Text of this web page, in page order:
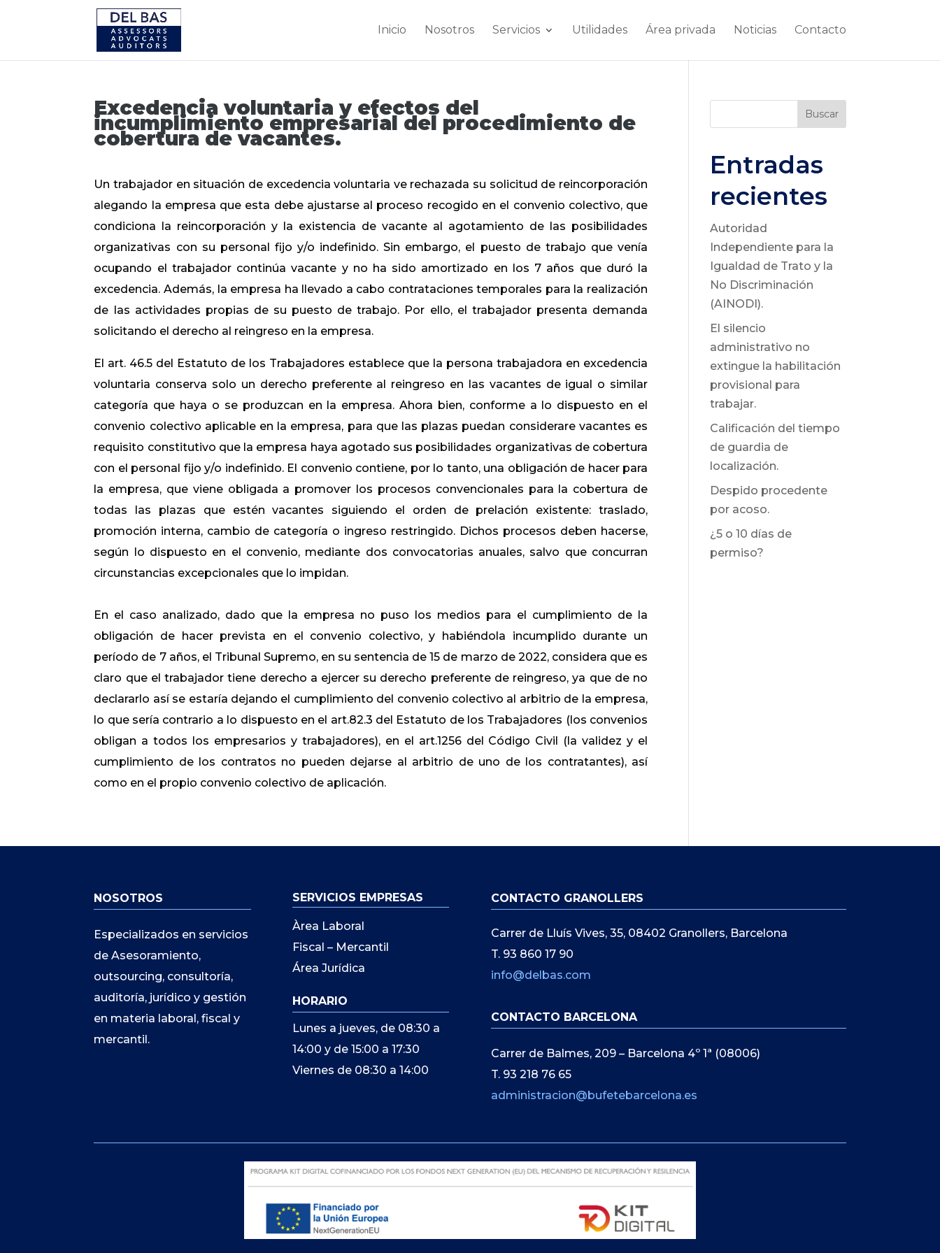
Inicio Nosotros Servicios Utilidades Área privada Noticias Contacto
Excedencia voluntaria y efectos del
incumplimiento empresarial del procedimiento de
cobertura de vacantes.
Un trabajador en situación de excedencia voluntaria ve rechazada su solicitud de reincorporación
alegando la empresa que esta debe ajustarse al proceso recogido en el convenio colectivo, que
condiciona la reincorporación y la existencia de vacante al agotamiento de las posibilidades
organizativas con su personal fijo y/o indefinido. Sin embargo, el puesto de trabajo que venía
ocupando el trabajador continúa vacante y no ha sido amortizado en los 7 años que duró la
excedencia. Además, la empresa ha llevado a cabo contrataciones temporales para la realización
de las actividades propias de su puesto de trabajo. Por ello, el trabajador presenta demanda
solicitando el derecho al reingreso en la empresa.
El art. 46.5 del Estatuto de los Trabajadores establece que la persona trabajadora en excedencia
voluntaria conserva solo un derecho preferente al reingreso en las vacantes de igual o similar
categoría que haya o se produzcan en la empresa. Ahora bien, conforme a lo dispuesto en el
convenio colectivo aplicable en la empresa, para que las plazas puedan considerare vacantes es
requisito constitutivo que la empresa haya agotado sus posibilidades organizativas de cobertura
con el personal fijo y/o indefinido. El convenio contiene, por lo tanto, una obligación de hacer para
la empresa, que viene obligada a promover los procesos convencionales para la cobertura de
todas las plazas que estén vacantes siguiendo el orden de prelación existente: traslado,
promoción interna, cambio de categoría o ingreso restringido. Dichos procesos deben hacerse,
según lo dispuesto en el convenio, mediante dos convocatorias anuales, salvo que concurran
circunstancias excepcionales que lo impidan.
En el caso analizado, dado que la empresa no puso los medios para el cumplimiento de la
obligación de hacer prevista en el convenio colectivo, y habiéndola incumplido durante un
período de 7 años, el Tribunal Supremo, en su sentencia de 15 de marzo de 2022, considera que es
claro que el trabajador tiene derecho a ejercer su derecho preferente de reingreso, ya que de no
declararlo así se estaría dejando el cumplimiento del convenio colectivo al arbitrio de la empresa,
lo que sería contrario a lo dispuesto en el art.82.3 del Estatuto de los Trabajadores (los convenios
obligan a todos los empresarios y trabajadores), en el art.1256 del Código Civil (la validez y el
cumplimiento de los contratos no pueden dejarse al arbitrio de uno de los contratantes), así
como en el propio convenio colectivo de aplicación.
Buscar
Entradas
recientes
Autoridad
Independiente para la
Igualdad de Trato y la
No Discriminación
(AINODI).
El silencio
administrativo no
extingue la habilitación
provisional para
trabajar.
Calificación del tiempo
de guardia de
localización.
Despido procedente
por acoso.
¿5 o 10 días de
permiso?
NOSOTROS
Especializados en servicios
de Asesoramiento,
outsourcing, consultoría,
auditoría, jurídico y gestión
en materia laboral, fiscal y
mercantil.
SERVICIOS EMPRESAS
Àrea Laboral
Fiscal – Mercantil
Área Jurídica
HORARIO
Lunes a jueves, de 08:30 a
14:00 y de 15:00 a 17:30
Viernes de 08:30 a 14:00
CONTACTO GRANOLLERS
Carrer de Lluís Vives, 35, 08402 Granollers, Barcelona
T. 93 860 17 90
info@delbas.com
CONTACTO BARCELONA
Carrer de Balmes, 209 – Barcelona 4º 1ª (08006)
T. 93 218 76 65
administracion@bufetebarcelona.es